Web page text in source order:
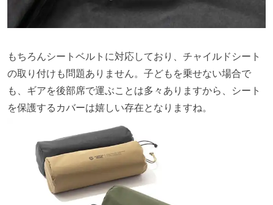
もちろんシートベルトに対応しており、チャイルドシート
の取り付けも問題ありません。子どもを乗せない場合で
も、ギアを後部席で運ぶことは多々ありますから、シート
を保護するカバーは嬉しい存在となりますね。